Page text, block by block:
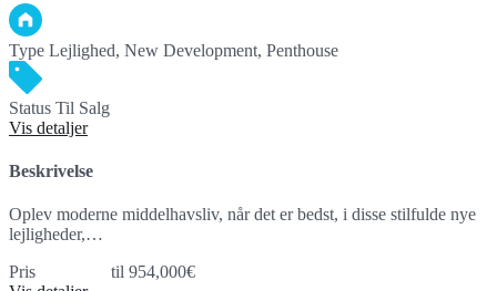
Type Lejlighed, New Development, Penthouse
Status Til Salg
Vis detaljer
Beskrivelse
Oplev moderne middelhavsliv, når det er bedst, i disse stilfulde nye
lejligheder,…
Pris
til 954,000€